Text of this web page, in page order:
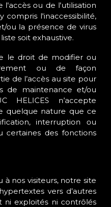
l'accès ou de l'utilisation
compris l'inaccessibilité,
ou la présence de virus
soit exhaustive.
le droit de modifier ou
ou de façon
de l’accès au site pour
de maintenance et/ou
HELICES n’accepte
quelque nature que ce
interruption ou
certaines des fonctions
nos visiteurs, notre site
vers d’autres
ni exploités ni contrôlés